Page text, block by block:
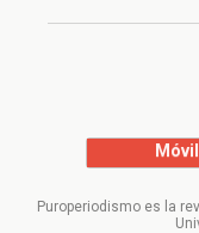
Móvil
Puroperiodismo es la